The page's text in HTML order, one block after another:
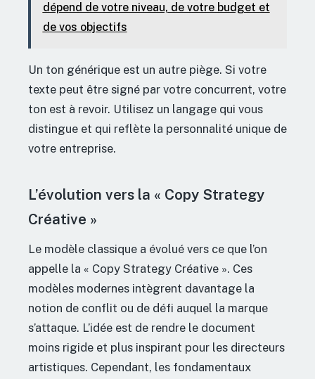
dépend de votre niveau, de votre budget et
de vos objectifs
Un ton générique est un autre piège. Si votre
texte peut être signé par votre concurrent, votre
ton est à revoir. Utilisez un langage qui vous
distingue et qui reflète la personnalité unique de
votre entreprise.
L’évolution vers la « Copy Strategy
Créative »
Le modèle classique a évolué vers ce que l’on
appelle la « Copy Strategy Créative ». Ces
modèles modernes intègrent davantage la
notion de conflit ou de défi auquel la marque
s’attaque. L’idée est de rendre le document
moins rigide et plus inspirant pour les directeurs
artistiques. Cependant, les fondamentaux